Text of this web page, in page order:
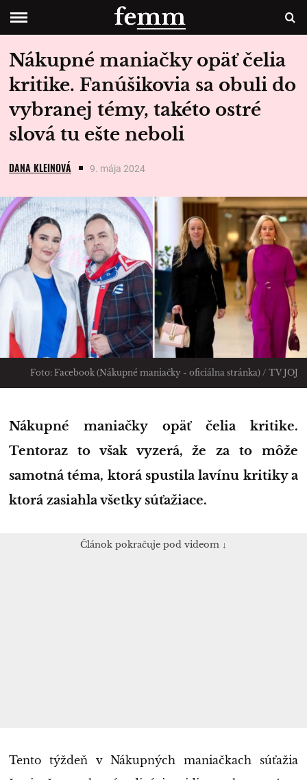
Nákupné maniačky opäť čelia
kritike. Fanúšikovia sa obuli do
vybranej témy, takéto ostré
slová tu ešte neboli
DANA KLEINOVÁ 9. mája 2024
Foto: Facebook (Nákupné maniačky - oficiálna stránka) / TV JOJ
Nákupné maniačky opäť čelia kritike.
Tentoraz to však vyzerá, že za to môže
samotná téma, ktorá spustila lavínu kritiky a
ktorá zasiahla všetky súťažiace.
Článok pokračuje pod videom ↓
Tento týždeň v Nákupných maniačkach súťažia